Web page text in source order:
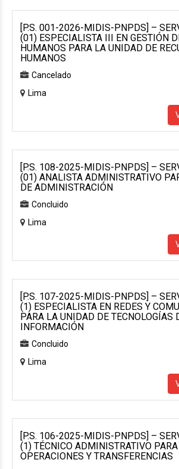
[P.S. 001-2026-MIDIS-PNPDS] –
(01) ESPECIALISTA III EN GESTIÓN
HUMANOS PARA LA UNIDAD DE
HUMANOS
Cancelado
Lima
[P.S. 108-2025-MIDIS-PNPDS] –
(01) ANALISTA ADMINISTRATIVO
DE ADMINISTRACIÓN
Concluido
Lima
[P.S. 107-2025-MIDIS-PNPDS] –
(1) ESPECIALISTA EN REDES Y
PARA LA UNIDAD DE TECNOLOGÍAS
INFORMACIÓN
Concluido
Lima
[P.S. 106-2025-MIDIS-PNPDS] –
(1) TÉCNICO ADMINISTRATIVO
OPERACIONES Y TRANSFERENCIAS